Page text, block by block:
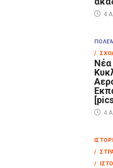
4
/
Νέα
4
/
/